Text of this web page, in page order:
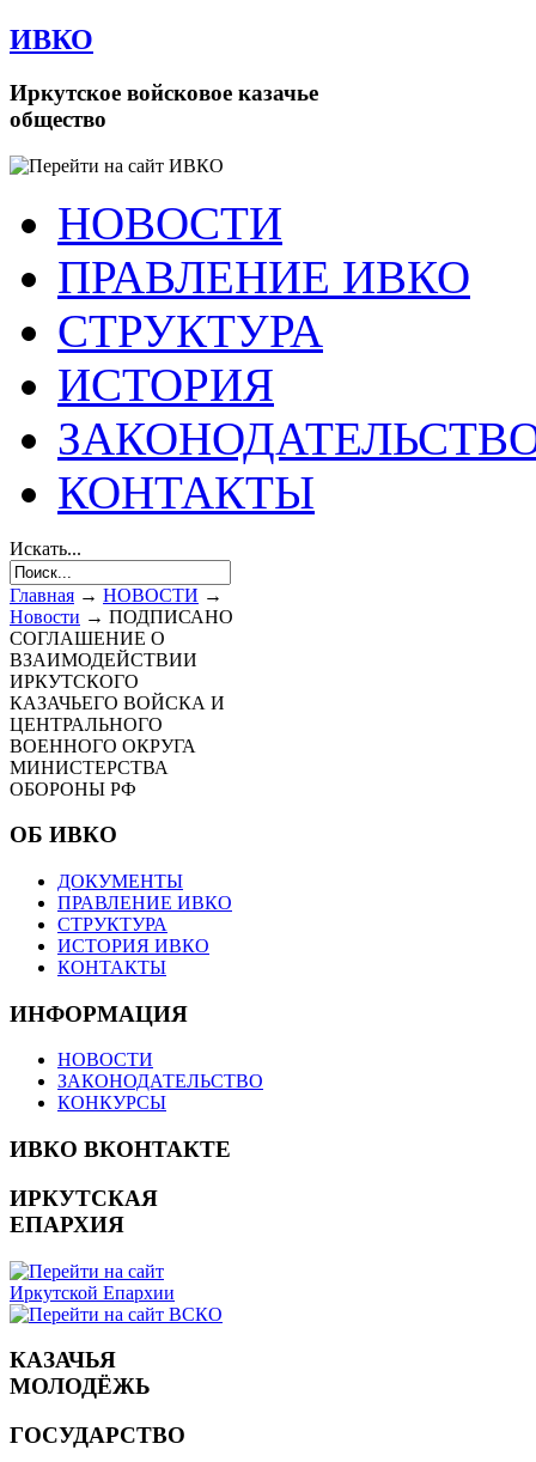
ИВКО
Иркутское войсковое казачье
общество
НОВОСТИ
ПРАВЛЕНИЕ ИВКО
СТРУКТУРА
ИСТОРИЯ
КОНТАКТЫ
Искать...
Главная → НОВОСТИ →
Новости → ПОДПИСАНО
СОГЛАШЕНИЕ О
ВЗАИМОДЕЙСТВИИ
ИРКУТСКОГО
КАЗАЧЬЕГО ВОЙСКА И
ЦЕНТРАЛЬНОГО
ВОЕННОГО ОКРУГА
МИНИСТЕРСТВА
ОБОРОНЫ РФ
ОБ ИВКО
ДОКУМЕНТЫ
ПРАВЛЕНИЕ ИВКО
СТРУКТУРА
ИСТОРИЯ ИВКО
КОНТАКТЫ
ИНФОРМАЦИЯ
НОВОСТИ
ЗАКОНОДАТЕЛЬСТВО
КОНКУРСЫ
ИВКО ВКОНТАКТЕ
ИРКУТСКАЯ
ЕПАРХИЯ
КАЗАЧЬЯ
МОЛОДЁЖЬ
ГОСУДАРСТВО